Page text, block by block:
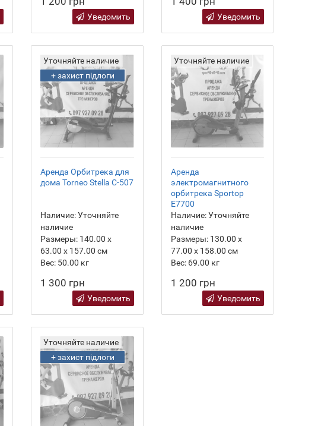
Уведомить Уведомить
Уточняйте наличие
+ захист підлоги
Аренда Орбитрека для
дома Torneo Stella C-507
Наличие:Уточняйте
наличие
Размеры: 140.00 х
63.00 х 157.00 см
Вес: 50.00 кг
1 300 грн
Уведомить
Уточняйте наличие
Аренда
электромагнитного
орбитрека Sportop
E7700
Наличие:Уточняйте
наличие
Размеры:130.00 х
77.00 х 158.00 см
Вес: 69.00 кг
1 200 грн
Уведомить
Уточняйте наличие
+ захист підлоги